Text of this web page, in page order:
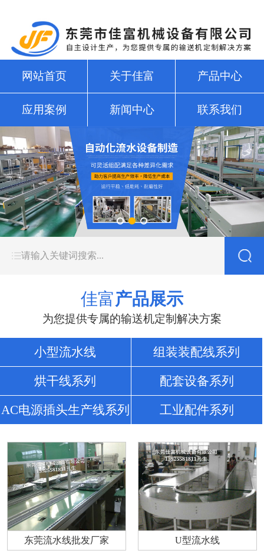
网站首页 关于佳富 产品中心
应用案例 新闻中心 联系我们
佳富产品展示
为您提供专属的输送机定制解决方案
小型流水线 组装装配线系列
烘干线系列 配套设备系列
AC电源插头生产线系列 工业配件系列
东莞流水线批发厂家 U型流水线